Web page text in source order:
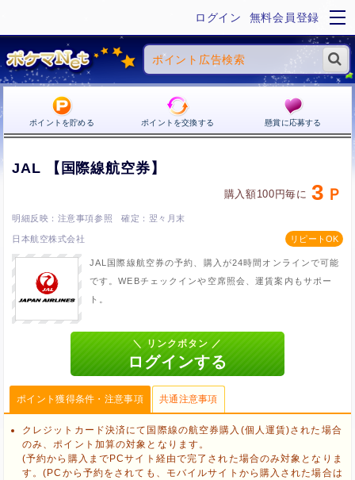
ログイン 無料会員登録
ポイントを貯める ポイントを交換する 懸賞に応募する
JAL 【国際線航空券】
購入額100円毎に 3
注意事項参照 翌々月末
日本航空株式会社
JAL国際線航空券の予約、購入が24時間オンラインで可能
です。WEBチェックインや空席照会、運賃案内もサポー
ト。
ポイント獲得条件・注意事項 共通注意事項
クレジットカード決済にて国際線の航空券購入(個人運賃)された場合
のみ、ポイント加算の対象となります。
(予約から購入までPCサイト経由で完了された場合のみ対象となりま
す。(PCから予約をされても、モバイルサイトから購入された場合は